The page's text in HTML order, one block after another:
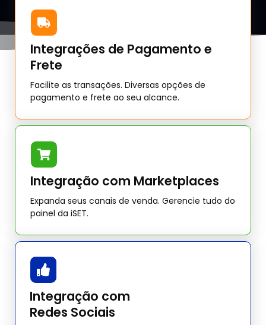
Integrações de Pagamento e
Frete
Facilite as transações. Diversas opções de
pagamento e frete ao seu alcance.
Integração com Marketplaces
Expanda seus canais de venda. Gerencie tudo do
painel da iSET.
Integração com
Redes Sociais